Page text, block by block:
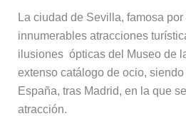
La ciudad de Sevilla, famosa
innumerables atracciones
ilusiones ópticas del Museo de
extenso catálogo de ocio,
España, tras Madrid, en la que
atracción.